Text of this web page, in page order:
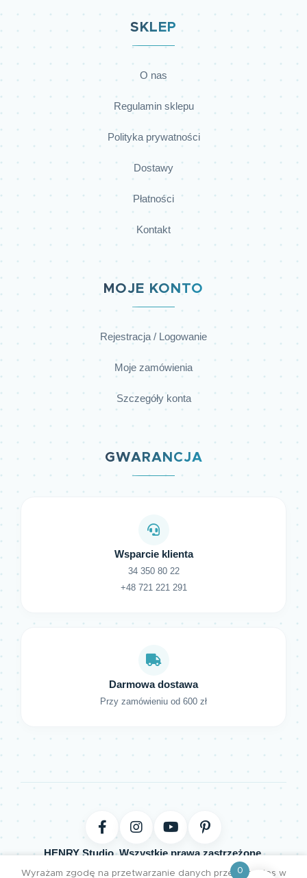
SKLEP
O nas
Regulamin sklepu
Polityka prywatności
Dostawy
Płatności
Kontakt
MOJE KONTO
Rejestracja / Logowanie
Moje zamówienia
Szczegóły konta
GWARANCJA
Wsparcie klienta
34 350 80 22
+48 721 221 291
Darmowa dostawa
Przy zamówieniu od 600 zł
HENRY Studio. Wszystkie prawa zastrzeżone.
Projektujemy z pasją | Tworzymy z miłością
Wyrażam zgodę na przetwarzanie danych przez cookies w
0